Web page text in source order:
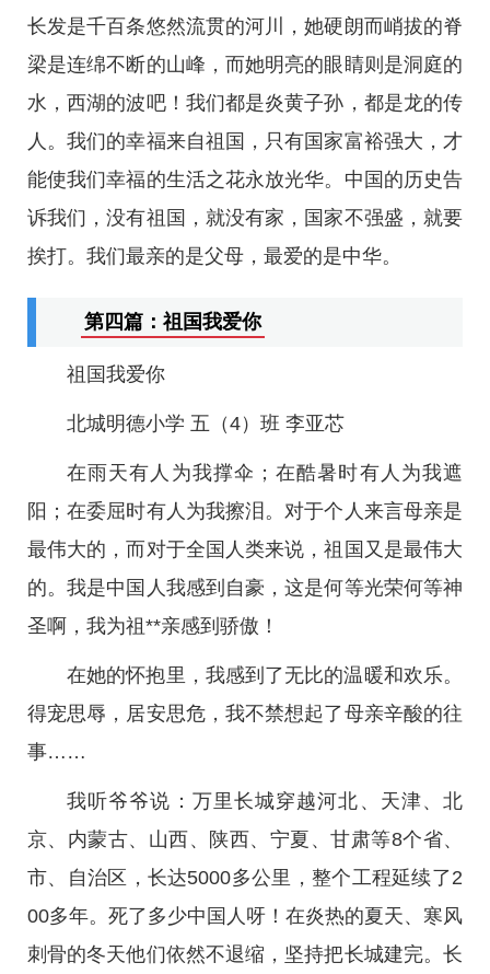
长发是千百条悠然流贯的河川，她硬朗而峭拔的脊
梁是连绵不断的山峰，而她明亮的眼睛则是洞庭的
水，西湖的波吧！我们都是炎黄子孙，都是龙的传
人。我们的幸福来自祖国，只有国家富裕强大，才
能使我们幸福的生活之花永放光华。中国的历史告
诉我们，没有祖国，就没有家，国家不强盛，就要
挨打。我们最亲的是父母，最爱的是中华。
第四篇：祖国我爱你
祖国我爱你
北城明德小学 五（4）班 李亚芯
在雨天有人为我撑伞；在酷暑时有人为我遮
阳；在委屈时有人为我擦泪。对于个人来言母亲是
最伟大的，而对于全国人类来说，祖国又是最伟大
的。我是中国人我感到自豪，这是何等光荣何等神
圣啊，我为祖**亲感到骄傲！
在她的怀抱里，我感到了无比的温暖和欢乐。
得宠思辱，居安思危，我不禁想起了母亲辛酸的往
事……
我听爷爷说：万里长城穿越河北、天津、北
京、内蒙古、山西、陕西、宁夏、甘肃等8个省、
市、自治区，长达5000多公里，整个工程延续了2
00多年。死了多少中国人呀！在炎热的夏天、寒风
刺骨的冬天他们依然不退缩，坚持把长城建完。长